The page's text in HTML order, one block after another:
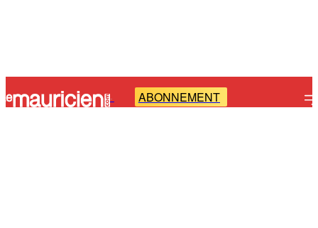
- ABONNEMENT